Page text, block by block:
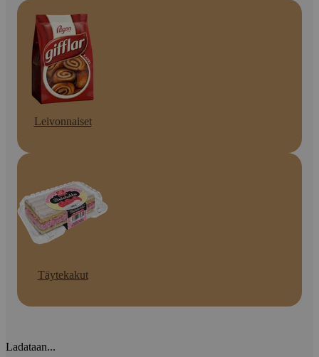
Leivonnaiset
Täytekakut
Ladataan...